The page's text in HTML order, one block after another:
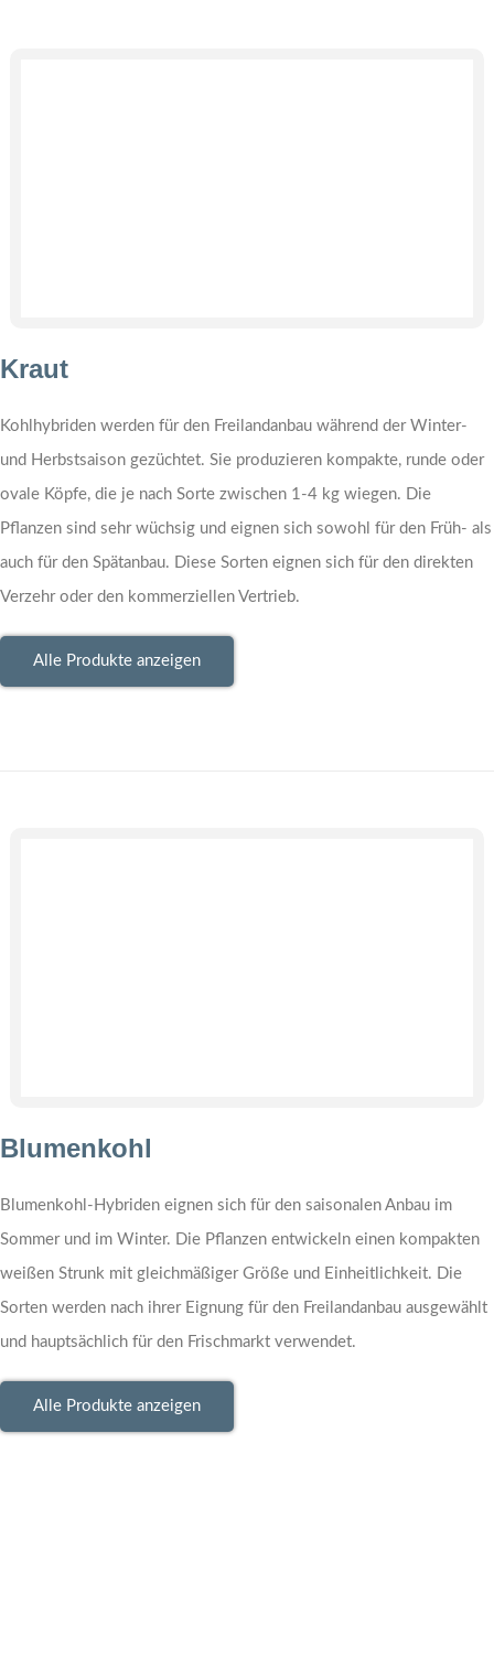
Kraut
Kohlhybriden werden für den Freilandanbau während der Winter-
und Herbstsaison gezüchtet. Sie produzieren kompakte, runde oder
ovale Köpfe, die je nach Sorte zwischen 1-4 kg wiegen. Die
Pflanzen sind sehr wüchsig und eignen sich sowohl für den Früh- als
auch für den Spätanbau. Diese Sorten eignen sich für den direkten
Verzehr oder den kommerziellen Vertrieb.
Alle Produkte anzeigen
Blumenkohl
Blumenkohl-Hybriden eignen sich für den saisonalen Anbau im
Sommer und im Winter. Die Pflanzen entwickeln einen kompakten
weißen Strunk mit gleichmäßiger Größe und Einheitlichkeit. Die
Sorten werden nach ihrer Eignung für den Freilandanbau ausgewählt
und hauptsächlich für den Frischmarkt verwendet.
Alle Produkte anzeigen